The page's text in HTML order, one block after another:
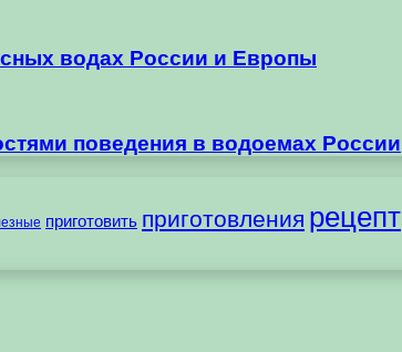
водах России и Европы
поведения в водоемах России
приготовить приготовления рецепт